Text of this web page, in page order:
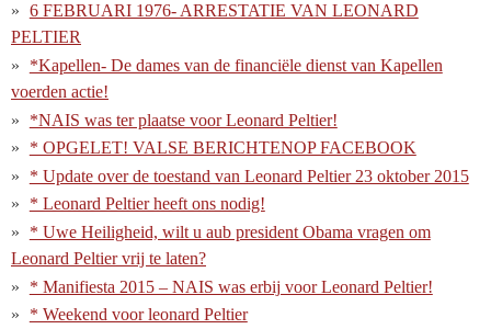
6 FEBRUARI 1976- ARRESTATIE VAN LEONARD
PELTIER
*Kapellen- De dames van de financiële dienst van Kapellen
voerden actie!
*NAIS was ter plaatse voor Leonard Peltier!
* OPGELET! VALSE BERICHTENOP FACEBOOK
* Update over de toestand van Leonard Peltier 23 oktober 2015
* Leonard Peltier heeft ons nodig!
* Uwe Heiligheid, wilt u aub president Obama vragen om
Leonard Peltier vrij te laten?
* Manifiesta 2015 – NAIS was erbij voor Leonard Peltier!
* Weekend voor leonard Peltier